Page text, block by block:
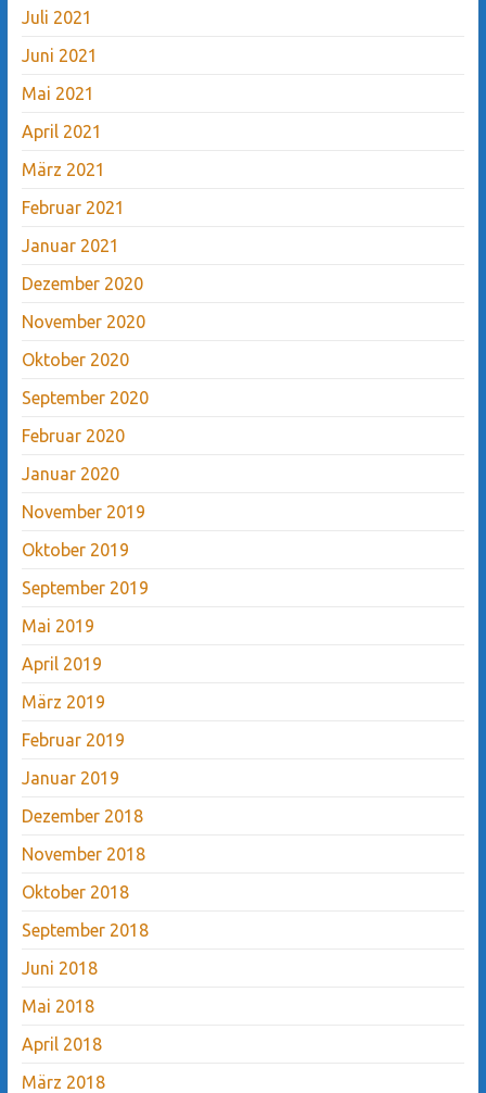
Juli 2021
Juni 2021
Mai 2021
April 2021
März 2021
Februar 2021
Januar 2021
Dezember 2020
November 2020
Oktober 2020
September 2020
Februar 2020
Januar 2020
November 2019
Oktober 2019
September 2019
Mai 2019
April 2019
März 2019
Februar 2019
Januar 2019
Dezember 2018
November 2018
Oktober 2018
September 2018
Juni 2018
Mai 2018
April 2018
März 2018